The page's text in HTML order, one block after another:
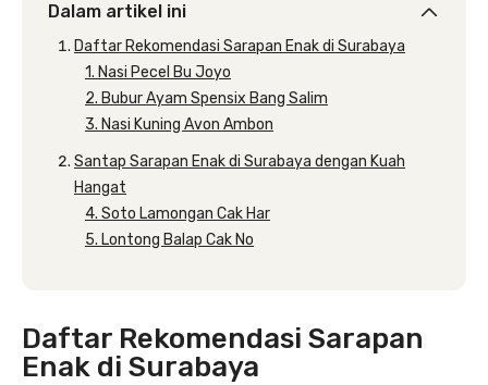
Dalam artikel ini
Daftar Rekomendasi Sarapan Enak di Surabaya
1. Nasi Pecel Bu Joyo
2. Bubur Ayam Spensix Bang Salim
3. Nasi Kuning Avon Ambon
Santap Sarapan Enak di Surabaya dengan Kuah
Hangat
4. Soto Lamongan Cak Har
5. Lontong Balap Cak No
Daftar Rekomendasi Sarapan
Enak di Surabaya